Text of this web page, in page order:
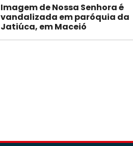
Imagem de Nossa Senhora é
vandalizada em paróquia da
Jatiúca, em Maceió